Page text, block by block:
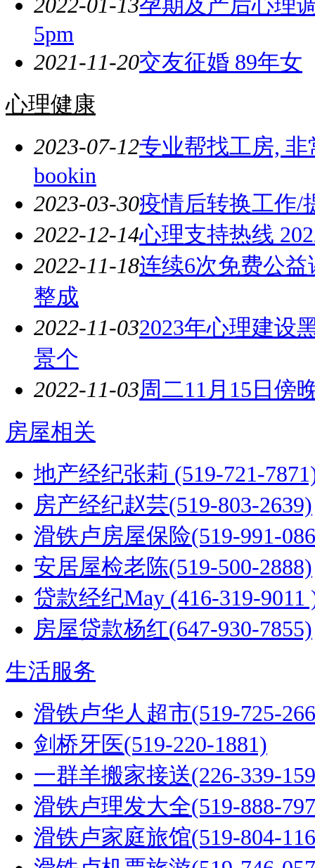
5pm
2021-11-20交友征婚 89年女
心理健康
2023-07-12专业帮找工房,
bookin
2023-03-30疫情后转换工作/
2022-12-14心理支持热线
2022-11-18连续6次免费公
整成
2022-11-032023年心理建设
景个
2022-11-03周二11月15日傍
房屋相关
地产经纪张莉 (519-721-
房产经纪赵芸(519-803-2639)
滑铁卢房屋保险(519-991-
安居屋检老陈(519-500-2888)
贷款经纪May (416-319-9011
房屋贷款杨红(647-930-7855)
生活服务
滑铁卢华人超市(519-725-
剑桥牙医(519-220-1881)
一群羊搬家接送(226-339-
滑铁卢理发大全(519-888-
滑铁卢家庭旅馆(519-804-